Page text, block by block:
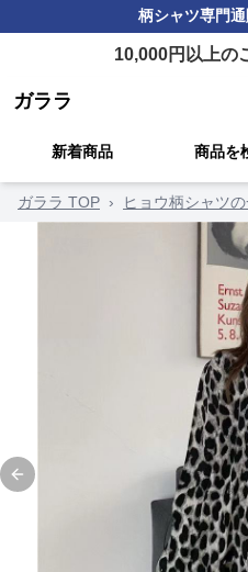
柄シャツ専門
10,000円以上の
ガララ
新着商品 商品を
ガララ TOP › ヒョウ柄シャツ
Previous slide